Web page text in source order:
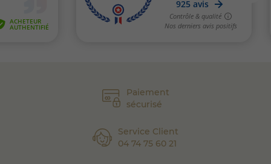
Paiement
sécurisé
Service Client
04 74 75 60 21